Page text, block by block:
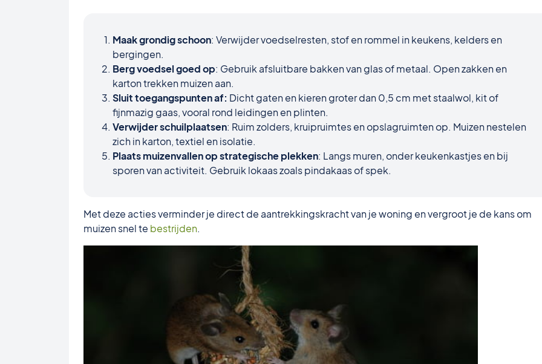
Maak grondig schoon: Verwijder voedselresten, stof en rommel in keukens, kelders en
bergingen.
Berg voedsel goed op: Gebruik afsluitbare bakken van glas of metaal. Open zakken en
karton trekken muizen aan.
Sluit toegangspunten af: Dicht gaten en kieren groter dan 0,5 cm met staalwol, kit of
fijnmazig gaas, vooral rond leidingen en plinten.
Verwijder schuilplaatsen: Ruim zolders, kruipruimtes en opslagruimten op. Muizen nestelen
zich in karton, textiel en isolatie.
Plaats muizenvallen op strategische plekken: Langs muren, onder keukenkastjes en bij
sporen van activiteit. Gebruik lokaas zoals pindakaas of spek.
Met deze acties verminder je direct de aantrekkingskracht van je woning en vergroot je de kans om
muizen snel te bestrijden.